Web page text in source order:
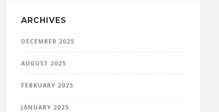
ARCHIVES
DECEMBER 2025
AUGUST 2025
FEBRUARY 2025
JANUARY 2025